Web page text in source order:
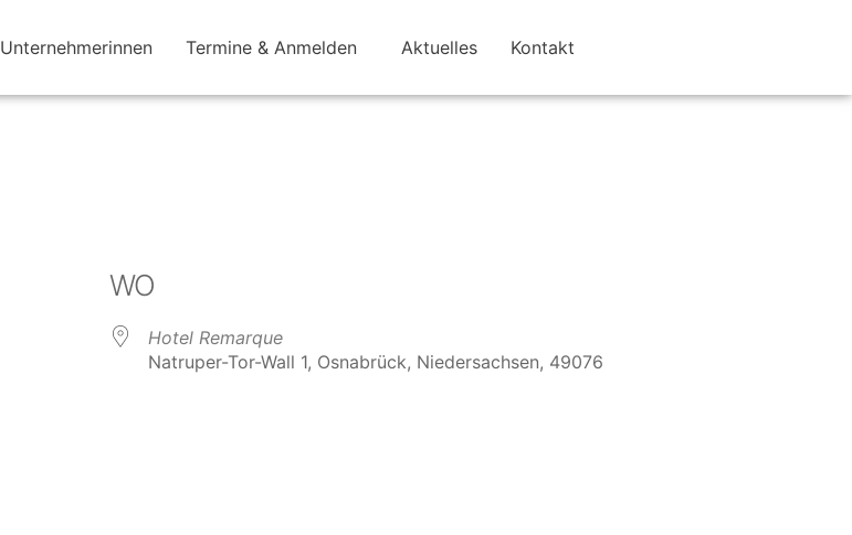
Unternehmerinnen Termine & Anmelden Aktuelles Kontakt
WO
Hotel Remarque
Natruper-Tor-Wall 1, Osnabrück, Niedersachsen, 49076